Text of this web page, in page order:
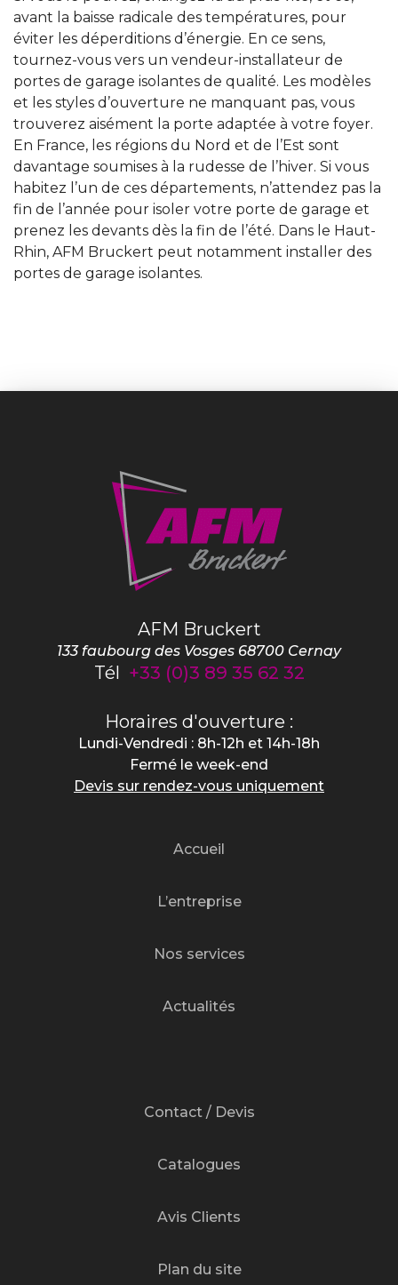
avant la baisse radicale des températures, pour
éviter les déperditions d’énergie. En ce sens,
tournez-vous vers un vendeur-installateur de
portes de garage isolantes de qualité. Les modèles
et les styles d’ouverture ne manquant pas, vous
trouverez aisément la porte adaptée à votre foyer.
En France, les régions du Nord et de l’Est sont
davantage soumises à la rudesse de l’hiver. Si vous
habitez l’un de ces départements, n’attendez pas la
fin de l’année pour isoler votre porte de garage et
prenez les devants dès la fin de l’été. Dans le Haut-
Rhin, AFM Bruckert peut notamment installer des
portes de garage isolantes.
AFM Bruckert
133 faubourg des Vosges 68700 Cernay
Tél +33 (0)3 89 35 62 32
Horaires d'ouverture :
Lundi-Vendredi : 8h-12h et 14h-18h
Fermé le week-end
Devis sur rendez-vous uniquement
Accueil
L’entreprise
Nos services
Actualités
Contact / Devis
Catalogues
Avis Clients
Plan du site